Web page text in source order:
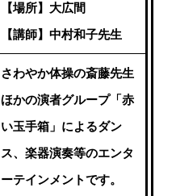
【場所】大広間
【講師】中村和子先生
さわやか体操の斎藤先生
ほかの演者グループ「赤
い玉手箱」によるダン
ス、楽器演奏等のエンタ
ーテインメントです。